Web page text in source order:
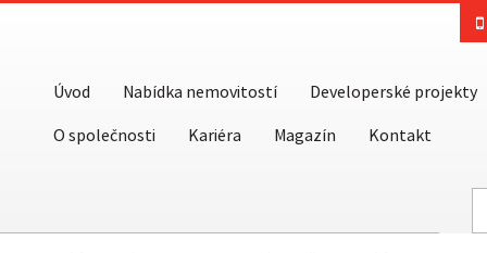
Úvod Nabídka nemovitostí
Developerské projekty
O společnosti
Kariéra Magazín Kontakt